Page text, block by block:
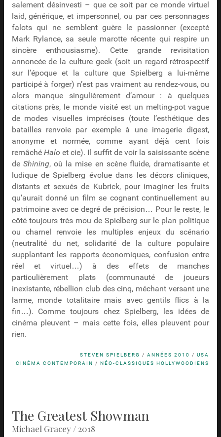
salement désinvesti – que ce soit par ce monde virtuel
laid, générique, et impersonnel, ou par ces personnages
falots qui ne semblent guère le passionner (excepté
Mark Rylance, sa seule marotte récente qui respire un
sincère enthousiasme). Cette grande revisitation
annoncée de la culture geek (soit un regard rétrospectif
sur l’époque et la culture que Spielberg a lui-même
participé à forger) n’est pas vraiment au rendez-vous, ou
alors manque singulièrement d’amour : à quelques
citations près, le monde visité est un melting-pot vague
de modes visuelles imprécises (toute l’esthétique des
batailles renvoie par exemple à une imagerie digest,
anonyme et normée, comme ayant déjà cent fois
remâché Halo et cie). Il suffit de voir la saisissante scène
de Shining, où la mise en scène fluide, dramatisante et
ludique de Spielberg évolue dans les décors cliniques,
distants et sexués de Kubrick, pour imaginer les fruits
qu’aurait donné un film se cognant continuellement au
patrimoine avec ce degré de précision… Pour le reste, le
côté toujours très mou de Spielberg sur le plan politique
ou charnel renvoie les multiples enjeux du scénario
(neutralité du net, solidarité de la culture populaire
supplantant les rapports économiques, confusion entre
réel et virtuel…) à des effets de manches
particulièrement plats (communauté de joueurs
inexistante, rébellion club des cinq, méchant versant une
larme, monde totalitaire mais avec gentils flics à la
fin…). Comme toujours chez Spielberg, les idées de
cinéma pleuvent – mais cette fois, elles pleuvent pour
rien.
STEVEN SPIELBERG /ANNÉES 2010 /USA
CINÉMA CONTEMPORAIN /NÉO-CLASSIQUES HOLLYWOODIENS
The Greatest Showman
Michael Gracey / 2018